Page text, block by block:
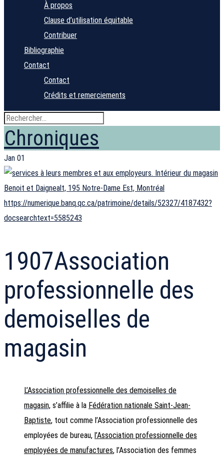
À propos
Clause d’utilisation équitable
Contribuer
Bibliographie
Contact
Contact
Crédits et remerciements
Chroniques
Jan 01
https://numerique.banq.qc.ca/patrimoine/details/52327/4187432?
docsearchtext=5585243
1907Association
professionnelle des
demoiselles de
magasin
L’Association professionnelle des demoiselles de
magasin, s’affilie à la Fédération nationale Saint-Jean-
Baptiste, tout comme l’Association professionnelle des
employées de bureau, l’Association professionnelle des
employées de manufactures, l’Association des femmes